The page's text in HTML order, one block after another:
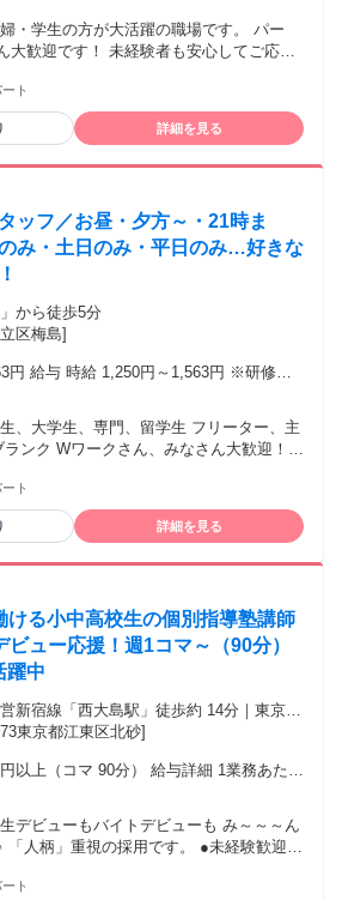
（月15,000円迄)
・学生の方が大活躍の職場です。 パー
大歓迎です！ 未経験者も安心してご応募
ト
詳細を見る
ッフ／お昼・夕方～・21時ま
み・土日のみ・平日のみ…好きな
から徒歩5分
区梅島]
給与 時給 1,250円～1,563円 ※研修中
、大学生、専門、留学生 フリーター、主
ンク Wワークさん、みなさん大歓迎！
にどうぞ！ ※友達と一緒の応募・面接・
方はお試し短期も応相談 ※短期で始め
歓迎
ト
詳細を見る
ける小中高校生の個別指導塾講師
ュー応援！週1コマ～（90分）
躍中
新宿線「西大島駅」徒歩約 14分｜東京メ
駅」徒歩約 17分｜自転車通勤OK｜交通費
東京都江東区北砂]
以上（コマ 90分） 給与詳細 1業務あたり
す ≪先
40円UP→1年：60円UP→1年半：80円UP
デビューもバイトデビューも み～～～ん
」重視の採用です。 ●未経験歓迎 ●
20代社会人活躍中
ト